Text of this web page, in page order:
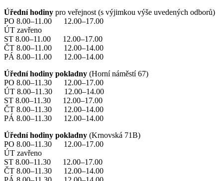
Úřední hodiny pro veřejnost (s výjimkou výše uvedených odborů)
PO 8.00–11.00 12.00–17.00
ÚT zavřeno
ST 8.00–11.00 12.00–17.00
ČT 8.00–11.00 12.00–14.00
PÁ 8.00–11.00 12.00–14.00
Úřední hodiny pokladny (Horní náměstí 67)
PO 8.00–11.30 12.00–17.00
ÚT 8.00–11.30 12.00–14.00
ST 8.00–11.30 12.00–17.00
ČT 8.00–11.30 12.00–14.00
PÁ 8.00–11.30 12.00–14.00
Úřední hodiny pokladny (Krnovská 71B)
PO 8.00–11.30 12.00–17.00
ÚT zavřeno
ST 8.00–11.30 12.00–17.00
ČT 8.00–11.30 12.00–14.00